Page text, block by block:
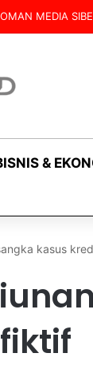
MEDIA
&
kasus